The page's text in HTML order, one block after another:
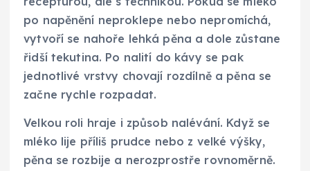
po napěnění neproklepe nebo nepromíchá,
vytvoří se nahoře lehká pěna a dole zůstane
řidší tekutina. Po nalití do kávy se pak
jednotlivé vrstvy chovají rozdílně a pěna se
začne rychle rozpadat.
Velkou roli hraje i způsob nalévání. Když se
mléko lije příliš prudce nebo z velké výšky,
pěna se rozbije a nerozprostře rovnoměrně.